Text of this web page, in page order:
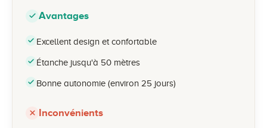
Avantages
Excellent design et confortable
Étanche jusqu'à 50 mètres
Bonne autonomie (environ 25 jours)
Inconvénients